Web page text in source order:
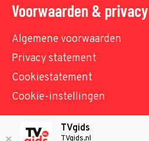
Voorwaarden & privacy
Algemene voorwaarden
Privacy statement
Cookiestatement
Cookie-instellingen
© TVgids.nl 2026 - All rights
TVgids
TVgids.nl